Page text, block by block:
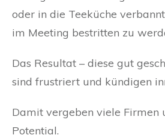
oder in die Teeküche
im Meeting bestritten zu
Das Resultat – diese gut
sind frustriert und kündigen
Damit vergeben viele Firmen
Potential.